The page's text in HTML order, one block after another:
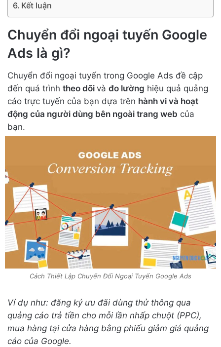
Kết luận
Chuyển đổi ngoại tuyến Google
Ads là gì?
Chuyển đổi ngoại tuyến trong Google Ads đề cập
đến quá trình theo dõi và đo lường hiệu quả quảng
cáo trực tuyến của bạn dựa trên hành vi và hoạt
động của người dùng bên ngoài trang web của
bạn.
Cách Thiết Lập Chuyển Đổi Ngoại Tuyến Google Ads
Ví dụ như: đăng ký ưu đãi dùng thử thông qua
quảng cáo trả tiền cho mỗi lần nhấp chuột (PPC),
mua hàng tại cửa hàng bằng phiếu giảm giá quảng
cáo của Google.